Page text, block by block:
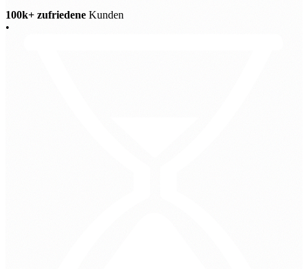
100k+ zufriedene Kunden
•